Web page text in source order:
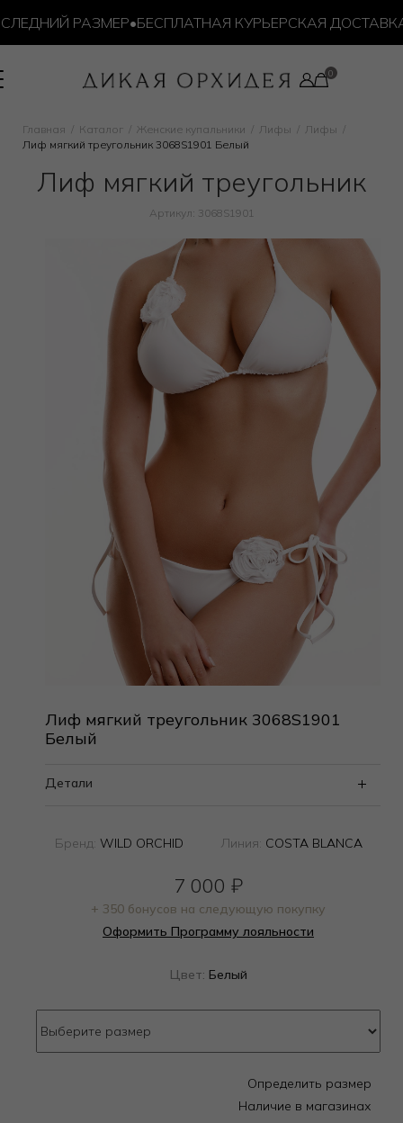
РАЗМЕР•БЕСПЛАТНАЯ КУРЬЕРСКАЯ ДОСТАВКА ОТ
Главная Каталог Женские купальники Лифы
Лифы
Лиф мягкий треугольник 3068S1901 Белый
Лиф мягкий треугольник
Артикул: 3068S1901
Лиф мягкий треугольник 3068S1901
Белый
Детали
Бренд: WILD ORCHID Линия: COSTA BLANCA
7 000 ₽
+ 350 бонусов на следующую покупку
Оформить Программу лояльности
Цвет: Белый
Определить размер
Наличие в магазинах